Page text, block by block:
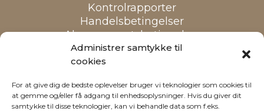
Administrer samtykke til
cookies
For at give dig de bedste oplevelser bruger vi teknologier som cookies til
at gemme og/eller få adgang til enhedsoplysninger. Hvis du giver dit
samtykke til disse teknologier, kan vi behandle data som f.eks.
Kontrolrapporter
Handelsbetingelser
Abonnementsbetingelser
Cookiepolitik